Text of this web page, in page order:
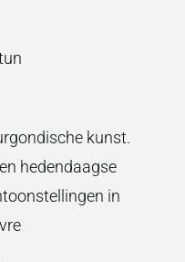
kunst.
hedendaagse
in